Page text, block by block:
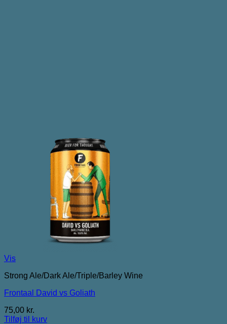
Vis
Strong Ale/Dark Ale/Triple/Barley Wine
Frontaal David vs Goliath
75,00 kr.
Tilføj til kurv